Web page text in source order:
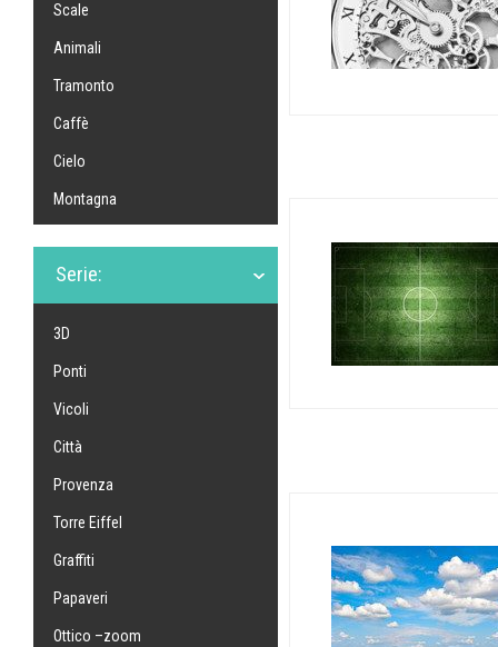
Scale
Animali
Tramonto
Caffè
Cielo
Montagna
Serie:
3D
Ponti
Vicoli
Città
Provenza
Torre Eiffel
Graffiti
Papaveri
Ottico –zoom